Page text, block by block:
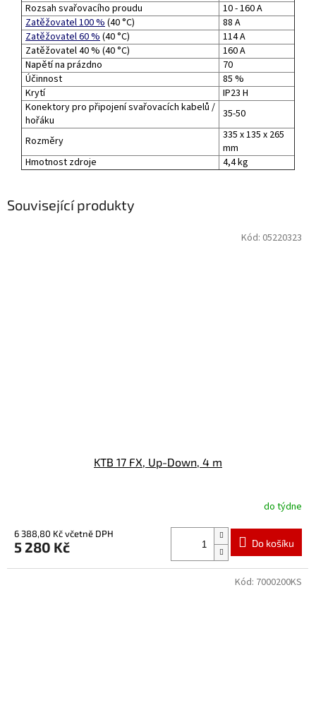
Rozsah svařovacího proudu
10 - 160 A
Zatěžovatel 100 %(40 °C)
88 A
Zatěžovatel 60 %(40 °C)
114 A
Zatěžovatel 40 % (40 °C)
160 A
Napětí na prázdno
70
Účinnost
85 %
Krytí
IP23 H
Konektory pro připojení svařovacích kabelů /
hořáku
35-50
Rozměry
335 x 135 x 265
mm
Hmotnost zdroje
4,4 kg
Související produkty
KTB 17 FX, Up-Down, 4 m
do týdne
6 388,80 Kč včetně DPH
5 280 Kč Do košíku
Kód: 05220323
Kód: 7000200KS